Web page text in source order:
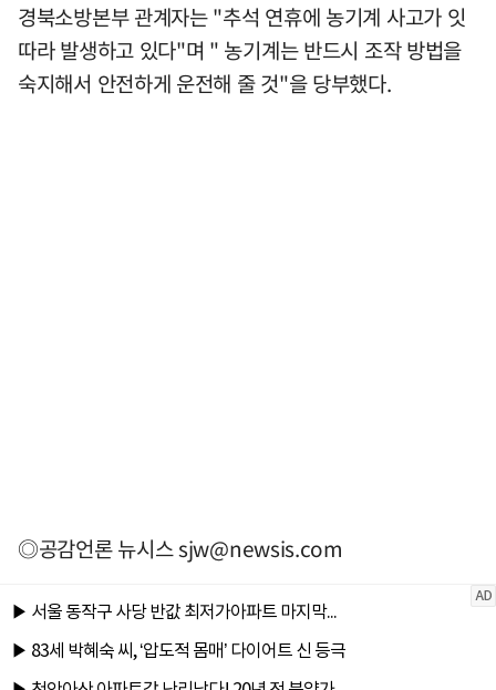
경북소방본부 관계자는 "추석 연휴에 농기계 사고가 잇
따라 발생하고 있다"며 " 농기계는 반드시 조작 방법을
숙지해서 안전하게 운전해 줄 것"을 당부했다.
◎공감언론 뉴시스sjw@newsis.com